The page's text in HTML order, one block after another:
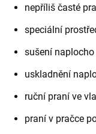
nepříliš časté
speciální
sušení naplocho
uskladnění
ruční praní ve
praní v pračce